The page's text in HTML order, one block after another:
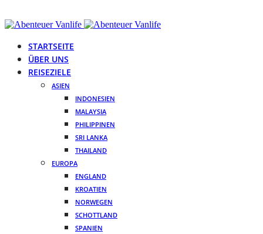
STARTSEITE
ÜBER UNS
REISEZIELE
ASIEN
INDONESIEN
MALAYSIA
PHILIPPINEN
SRI LANKA
THAILAND
EUROPA
ENGLAND
KROATIEN
NORWEGEN
SCHOTTLAND
SPANIEN